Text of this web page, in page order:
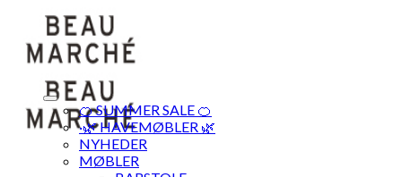
content
🍊 SUMMER SALE 🍊
·🌿 HAVEMØBLER 🌿
NYHEDER
MØBLER